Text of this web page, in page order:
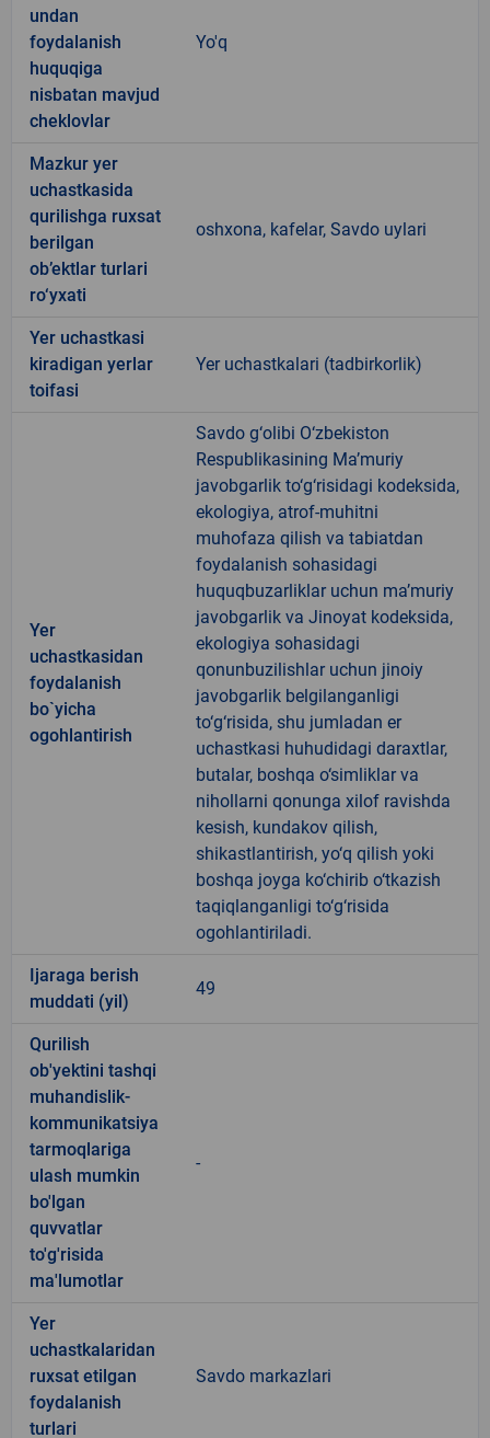
undan
foydalanish
huquqiga
nisbatan mavjud
cheklovlar
Yo'q
Mazkur yer
uchastkasida
qurilishga ruxsat
berilgan
ob’ektlar turlari
ro‘yxati
oshxona, kafelar, Savdo uylari
Yer uchastkasi
kiradigan yerlar
toifasi
Yer uchastkalari (tadbirkorlik)
Yer
uchastkasidan
foydalanish
bo`yicha
ogohlantirish
Savdo g‘olibi O‘zbekiston
Respublikasining Ma’muriy
javobgarlik to‘g‘risidagi kodeksida,
ekologiya, atrof-muhitni
muhofaza qilish va tabiatdan
foydalanish sohasidagi
huquqbuzarliklar uchun ma’muriy
javobgarlik va Jinoyat kodeksida,
ekologiya sohasidagi
qonunbuzilishlar uchun jinoiy
javobgarlik belgilanganligi
to‘g‘risida, shu jumladan er
uchastkasi huhudidagi daraxtlar,
butalar, boshqa o‘simliklar va
nihollarni qonunga xilof ravishda
kesish, kundakov qilish,
shikastlantirish, yo‘q qilish yoki
boshqa joyga ko‘chirib o‘tkazish
taqiqlanganligi to‘g‘risida
ogohlantiriladi.
Ijaraga berish
muddati (yil)
49
Qurilish
ob'yektini tashqi
muhandislik-
kommunikatsiya
tarmoqlariga
ulash mumkin
bo'lgan
quvvatlar
to'g'risida
ma'lumotlar
-
Yer
uchastkalaridan
ruxsat etilgan
foydalanish
turlari
Savdo markazlari